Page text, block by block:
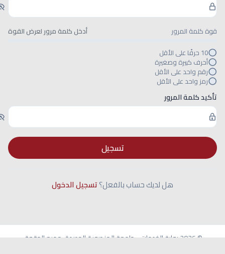
قوة كلمة المرور
أدخل كلمة مرور لعرض القوة
10 حرفًا على الأقل
أحرف كبيرة وصغيرة
رقم واحد على الأقل
رمز واحد على الأقل
تأكيد كلمة المرور
تسجيل
هل لديك حساب بالفعل؟تسجيل الدخول
© 2026 بوابة الخدمات - جامعة المنصورة الجديدة. جميع الحقوق